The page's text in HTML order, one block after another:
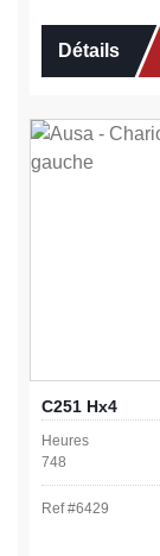
Détails
C251 Hx4
Heures
748
Ref #6429